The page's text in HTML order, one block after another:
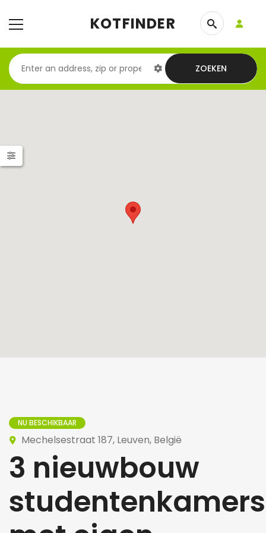
KOTFINDER
ZOEKEN
NU BESCHIKBAAR
Mechelsestraat 187, Leuven, België
3 nieuwbouw
studentenkamers